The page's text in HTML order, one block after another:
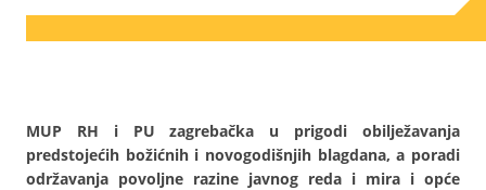
MUP RH i PU zagrebačka u prigodi obilježavanja
predstojećih božićnih i novogodišnjih blagdana, a poradi
održavanja povoljne razine javnog reda i mira i opće